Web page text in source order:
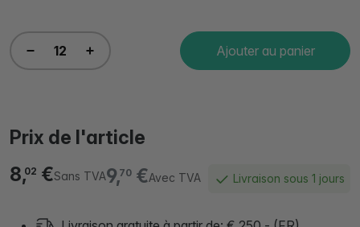
Ajouter au panier
Prix de l'article
9,70€Avec TVA
8,02 €Sans TVA Livraison sous 1 jours